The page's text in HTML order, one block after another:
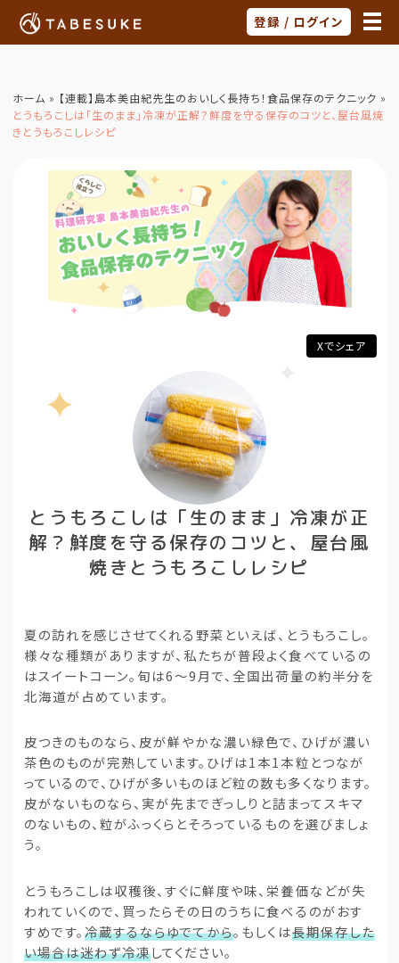
登録 / ログイン
ホーム » 【連載】島本美由紀先生のおいしく長持ち！食品保存のテクニック »
とうもろこしは「生のまま」冷凍が正解？鮮度を守る保存のコツと、屋台風焼
きとうもろこしレシピ
Xでシェア
とうもろこしは「生のまま」冷凍が正
解？鮮度を守る保存のコツと、屋台風
焼きとうもろこしレシピ
夏の訪れを感じさせてくれる野菜といえば、とうもろこし。
様々な種類がありますが、私たちが普段よく食べているの
はスイートコーン。旬は6～9月で、全国出荷量の約半分を
北海道が占めています。
皮つきのものなら、皮が鮮やかな濃い緑色で、ひげが濃い
茶色のものが完熟しています。ひげは1本1本粒とつなが
っているので、ひげが多いものほど粒の数も多くなります。
皮がないものなら、実が先までぎっしりと詰まってスキマ
のないもの、粒がふっくらとそろっているものを選びましょ
う。
とうもろこしは収穫後、すぐに鮮度や味、栄養価などが失
われていくので、買ったらその日のうちに食べるのがおす
すめです。冷蔵するならゆでてから。もしくは長期保存した
い場合は迷わず冷凍してください。